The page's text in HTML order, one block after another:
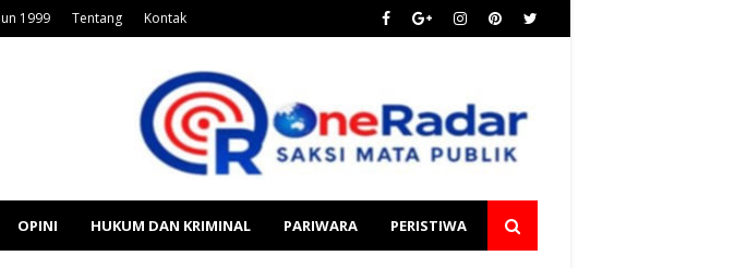
1999 Tentang Kontak
OPINI HUKUM DAN KRIMINAL PARIWARA PERISTIWA